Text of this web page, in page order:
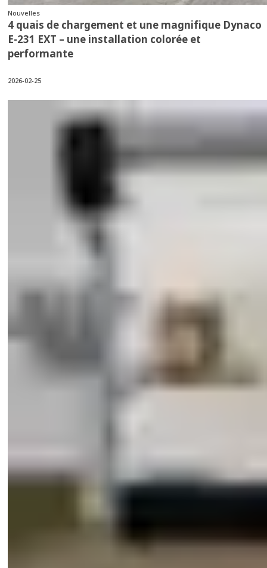
Nouvelles
4 quais de chargement et une magnifique Dynaco
E-231 EXT – une installation colorée et
performante
2026-02-25